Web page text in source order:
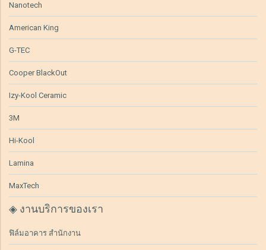
Nanotech
American King
G-TEC
Cooper BlackOut
Izy-Kool Ceramic
3M
Hi-Kool
Lamina
MaxTech
◈ งานบริการของเรา
ฟิล์มอาคาร สำนักงาน